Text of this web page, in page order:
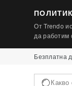
От Trendo
да работим
Безплатна